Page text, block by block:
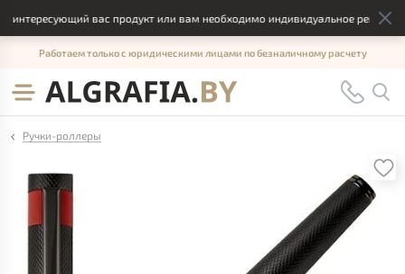
вас продукт или вам необходимо индивидуальное
Работаем только с юридическими лицами по безналичному расчету
Ручки-роллеры